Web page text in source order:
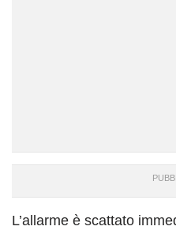
L’allarme è scattato